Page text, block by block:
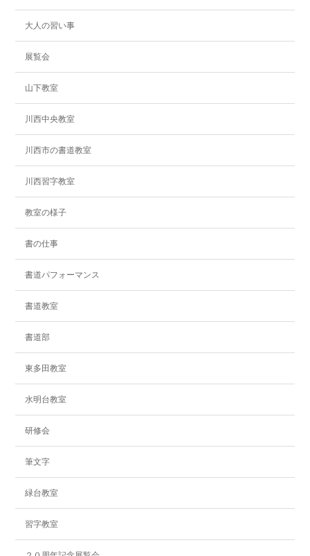
大人の習い事
展覧会
山下教室
川西中央教室
川西市の書道教室
川西習字教室
教室の様子
書の仕事
書道パフォーマンス
書道教室
書道部
東多田教室
水明台教室
研修会
筆文字
緑台教室
習字教室